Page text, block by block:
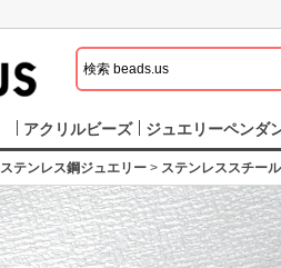
アクリルビーズ ジュエリーペンダ
ステンレス鋼ジュエリー > ステンレススチー